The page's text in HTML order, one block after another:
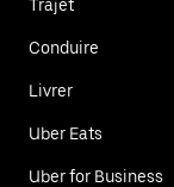
Trajet
Conduire
Livrer
Uber Eats
Uber for Business